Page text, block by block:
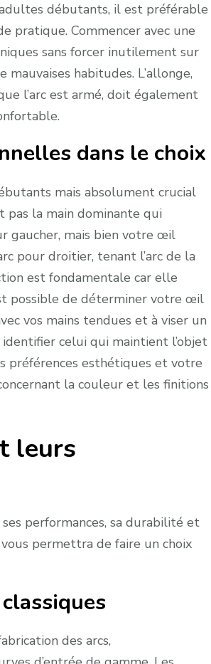
débutants, il est préférable
pratique. Commencer avec une
sans forcer inutilement sur
habitudes. L’allonge,
l’arc est armé, doit également
dans le choix
mais absolument crucial
pas la main dominante qui
gaucher, mais bien votre œil
pour droitier, tenant l’arc de la
est fondamentale car elle
possible de déterminer votre œil
vos mains tendues et à viser un
celui qui maintient l’objet
préférences esthétiques et votre
la couleur et les finitions
leurs
performances, sa durabilité et
permettra de faire un choix
des arcs,